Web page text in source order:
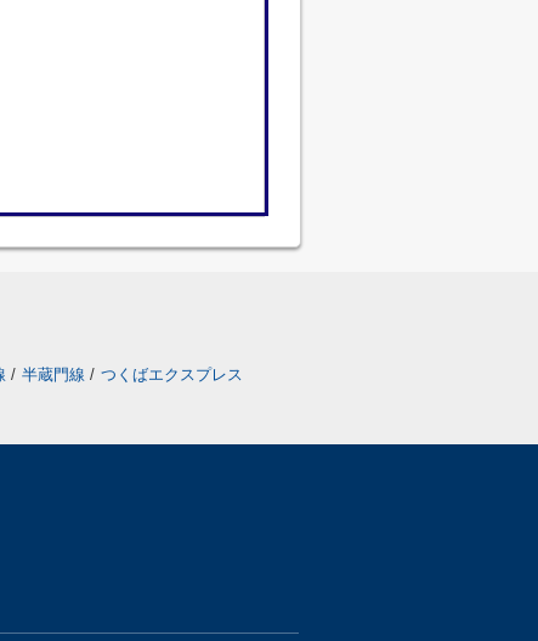
/ 半蔵門線 / つくばエクスプレス